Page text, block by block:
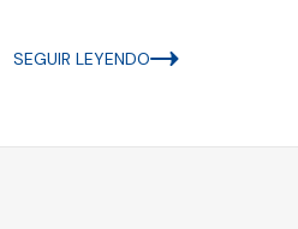
SEGUIR LEYENDO